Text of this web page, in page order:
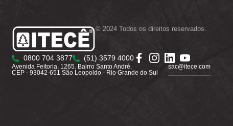
© 2024 Todos os direitos reservados.
0800 704 3877 (51) 3579 4000
Avenida Feitoria, 1265. Bairro Santo André.
CEP - 93042-651 São Leopoldo - Rio Grande do Sul
sac@itece.com